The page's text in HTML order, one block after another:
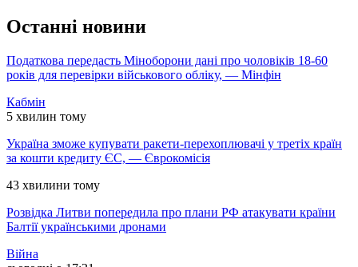
Останні новини
Податкова передасть Міноборони дані про чоловіків 18-60
років для перевірки військового обліку, — Мінфін
Кабмін
5 хвилин тому
Україна зможе купувати ракети-перехоплювачі у третіх країн
за кошти кредиту ЄС, — Єврокомісія
43 хвилини тому
Розвідка Литви попередила про плани РФ атакувати країни
Балтії українськими дронами
Війна